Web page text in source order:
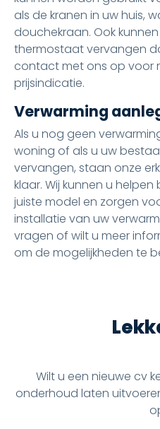
als de kranen in uw huis,
douchekraan. Ook
thermostaat vervangen
contact met ons op voor
prijsindicatie.
Verwarming
Als u nog geen
woning of als u uw
vervangen, staan onze
klaar. Wij kunnen u
juiste model en zorgen
installatie van uw
vragen of wilt u meer
om de mogelijkheden te
Wilt u een nieuwe cv
onderhoud laten